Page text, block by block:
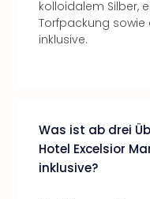
kolloidalem Silber,
Torfpackung
inklusive.
Was ist ab drei
Hotel Excelsior
inklusive?